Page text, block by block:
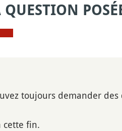
QUESTION
toujours demander
cette fin.